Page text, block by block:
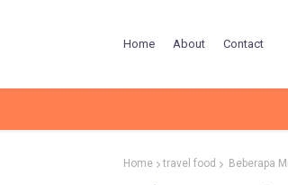
Home About Contact
Home travel food Beberapa